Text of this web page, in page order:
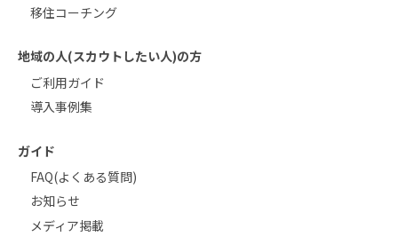
移住コーチング
地域の人(スカウトしたい人)の方
ご利用ガイド
導入事例集
ガイド
FAQ(よくある質問)
お知らせ
メディア掲載